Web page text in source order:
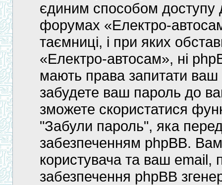
єдиним способом доступу
форумах «Електро-
таємниці, і при яких
«Електро-автосам», ні
мають права запитати
забудете ваш пароль до
зможете скористатися
"Забули пароль", яка
забезпеченням phpBB.
користувача та ваш email,
забезпечення phpBB